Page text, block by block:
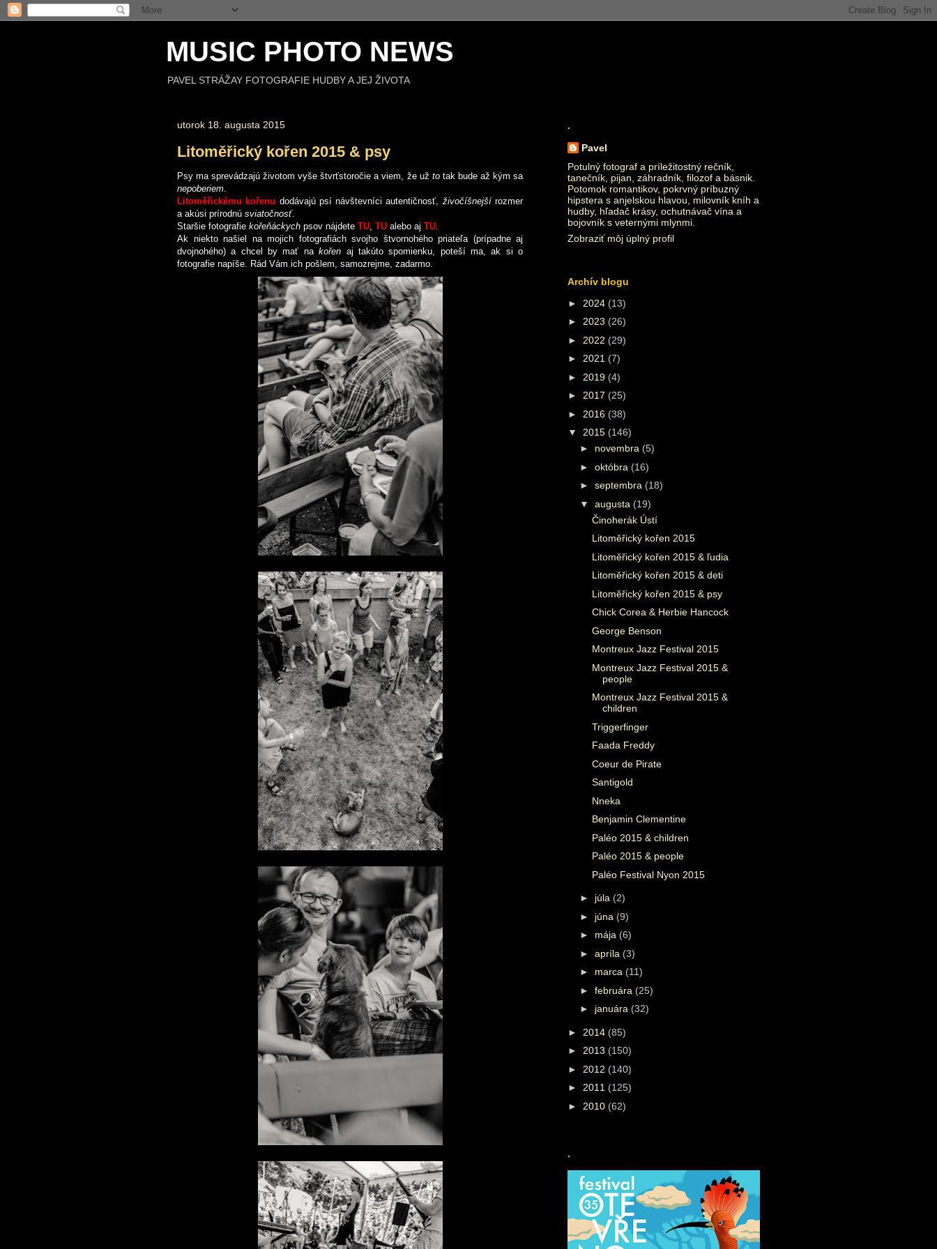
MUSIC PHOTO NEWS
PAVEL STRÁŽAY FOTOGRAFIE HUDBY A JEJ ŽIVOTA
utorok 18. augusta 2015
Litoměřický kořen 2015 & psy
Psy ma sprevádzajú životom vyše štvrťstoročie a viem, že už totak bude až kým sa
nepoberiem.
Litoměřickému kořenu dodávajú psí návštevníci autentičnosť, živočíšnejšírozmer
a akúsi prírodnú sviatočnosť.
Staršie fotografie kořeňáckych psov nájdete TU, TU alebo aj TU.
Ak niekto našiel na mojich fotografiách svojho štvornohého priateľa (prípadne aj
dvojnohého) a chcel by mať nakořen aj takúto spomienku, poteší ma, ak si o
fotografie napíše. Rád Vám ich pošlem, samozrejme, zadarmo.
.
Pavel
Potulný fotograf a príležitostný rečník,
tanečník, pijan, záhradník, filozof a básnik.
Potomok romantikov, pokrvný príbuzný
hipstera s anjelskou hlavou, milovník kníh a
hudby, hľadač krásy, ochutnávač vína a
bojovník s veternými mlynmi.
Zobraziť môj úplný profil
Archív blogu
► 2024 (13)
► 2023 (26)
► 2022 (29)
► 2021 (7)
► 2019 (4)
► 2017 (25)
► 2016 (38)
▼ 2015 (146)
► novembra (5)
► októbra (16)
► septembra (18)
▼ augusta (19)
Činoherák Ústí
Litoměřický kořen 2015
Litoměřický kořen 2015 & ľudia
Litoměřický kořen 2015 & deti
Litoměřický kořen 2015 & psy
Chick Corea & Herbie Hancock
George Benson
Montreux Jazz Festival 2015
Montreux Jazz Festival 2015 &
people
Montreux Jazz Festival 2015 &
children
Triggerfinger
Faada Freddy
Coeur de Pirate
Santigold
Nneka
Benjamin Clementine
Paléo 2015 & children
Paléo 2015 & people
Paléo Festival Nyon 2015
► júla (2)
► júna (9)
► mája (6)
► apríla (3)
► marca (11)
► februára (25)
► januára (32)
► 2014 (85)
► 2013 (150)
► 2012 (140)
► 2011 (125)
► 2010 (62)
.